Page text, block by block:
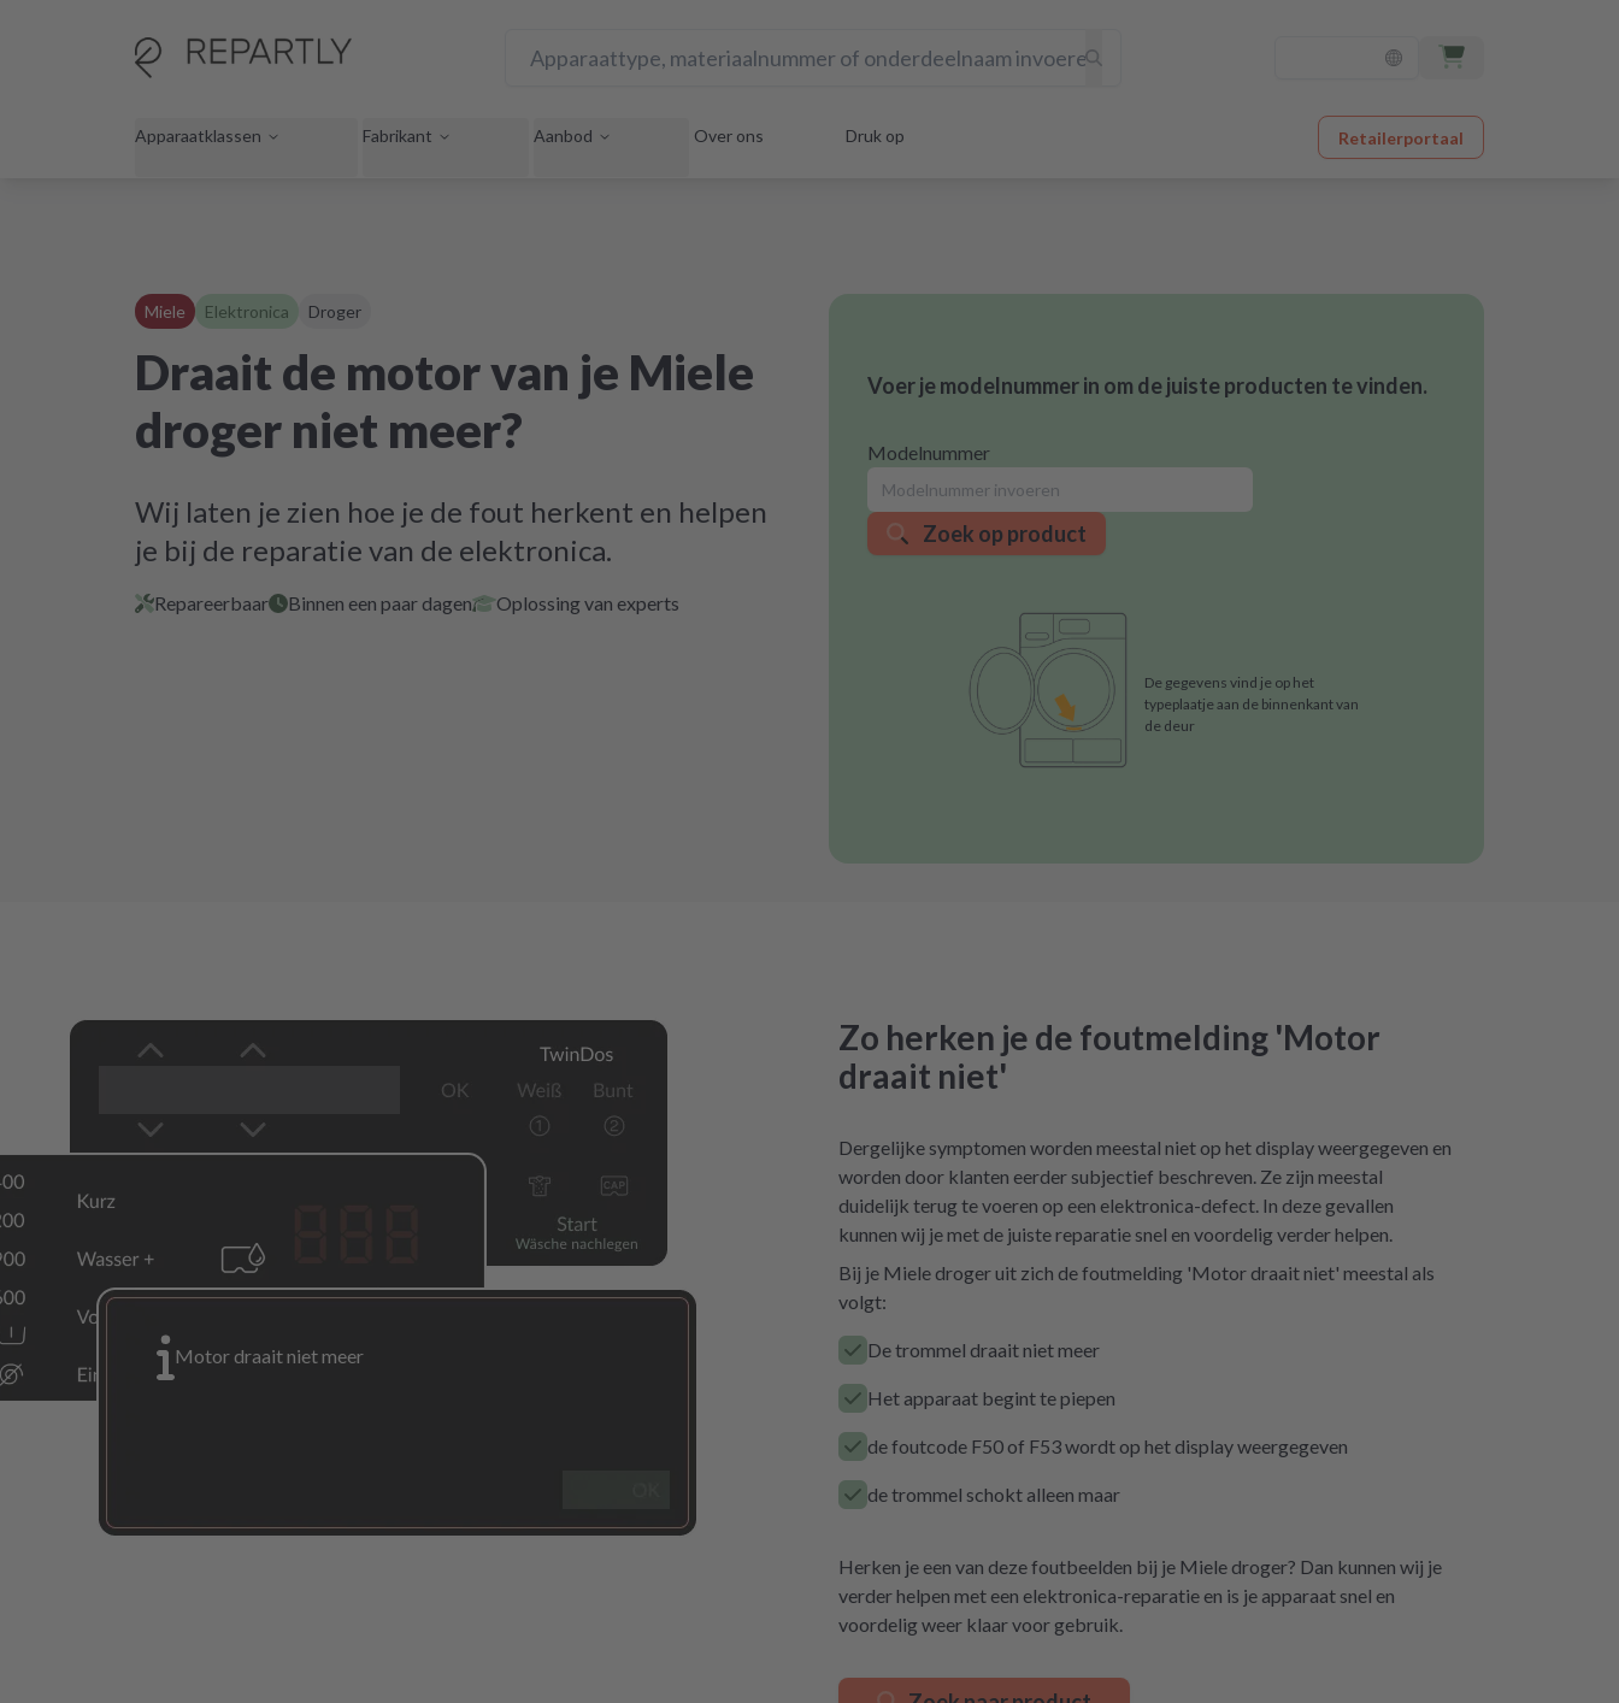
Apparaatklassen Fabrikant Aanbod Over ons Druk op Retailerportaal
Miele Elektronica Droger
Draait de motor van je Miele
droger niet meer?
Wij laten je zien hoe je de fout herkent en helpen
je bij de reparatie van de elektronica.
Repareerbaar Binnen een paar dagen Oplossing van experts
Voer je modelnummer in om de juiste producten te vinden.
Modelnummer
Zoek op product
De gegevens vind je op het
typeplaatje aan de binnenkant van
de deur
Motor draait niet meer
Zo herken je de foutmelding 'Motor
draait niet'
Dergelijke symptomen worden meestal niet op het display weergegeven en
worden door klanten eerder subjectief beschreven. Ze zijn meestal
duidelijk terug te voeren op een elektronica-defect. In deze gevallen
kunnen wij je met de juiste reparatie snel en voordelig verder helpen.
Bij je Miele droger uit zich de foutmelding 'Motor draait niet' meestal als
volgt:
De trommel draait niet meer
Het apparaat begint te piepen
de foutcode F50 of F53 wordt op het display weergegeven
de trommel schokt alleen maar
Herken je een van deze foutbeelden bij je Miele droger? Dan kunnen wij je
verder helpen met een elektronica-reparatie en is je apparaat snel en
voordelig weer klaar voor gebruik.